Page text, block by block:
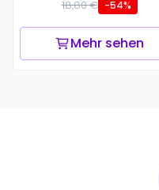
18,80 € -54%
Mehr sehen